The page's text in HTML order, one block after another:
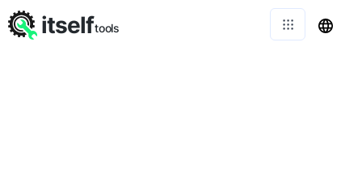
itselftools